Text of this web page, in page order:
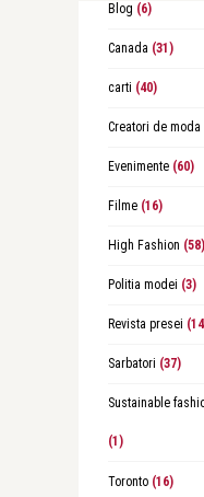
Blog (6)
Canada (31)
carti (40)
Creatori de moda
Evenimente(60)
Filme(16)
High Fashion (58)
Politia modei (3)
Revista presei
Sarbatori (37)
Sustainable
(1)
Toronto(16)